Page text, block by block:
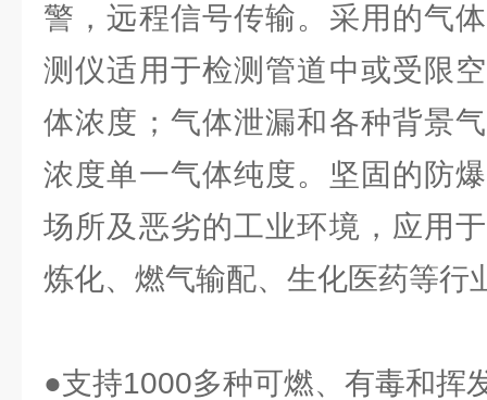
警，远程信号传输。采用的气
测仪适用于检测管道中或受限
体浓度；气体泄漏和各种背景
浓度单一气体纯度。坚固的防
场所及恶劣的工业环境，应用
炼化、燃气输配、生化医药等行
●支持1000多种可燃、有毒和挥